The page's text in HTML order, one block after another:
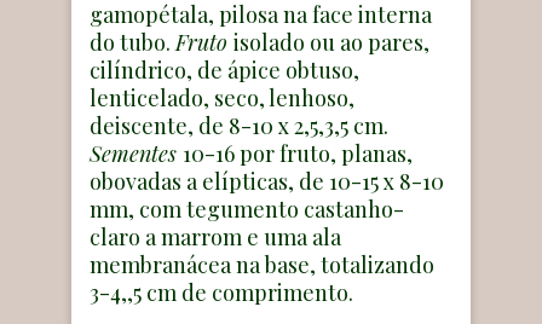
gamopétala, pilosa na face interna
do tubo. Fruto isolado ou ao pares,
cilíndrico, de ápice obtuso,
lenticelado, seco, lenhoso,
deiscente, de 8-10 x 2,5,3,5 cm.
Sementes 10-16 por fruto, planas,
obovadas a elípticas, de 10-15 x 8-10
mm, com tegumento castanho-
claro a marrom e uma ala
membranácea na base, totalizando
3-4,,5 cm de comprimento.